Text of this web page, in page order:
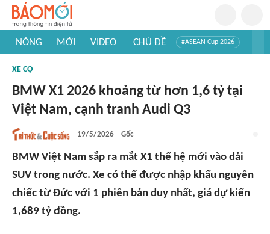
NÓNG MỚI VIDEO CHỦ ĐỀ #ASEAN Cup 2026
#Khám phá thế giới
XE CỘ
BMW X1 2026 khoảng từ hơn 1,6 tỷ tại
Việt Nam, cạnh tranh Audi Q3
19/5/2026 Gốc
BMW Việt Nam sắp ra mắt X1 thế hệ mới vào dải
SUV trong nước. Xe có thể được nhập khẩu nguyên
chiếc từ Đức với 1 phiên bản duy nhất, giá dự kiến
1,689 tỷ đồng.